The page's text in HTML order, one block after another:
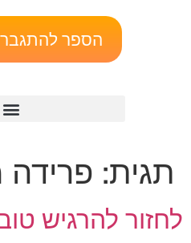
הספר
תגית: פרידה
לחזור להרגיש